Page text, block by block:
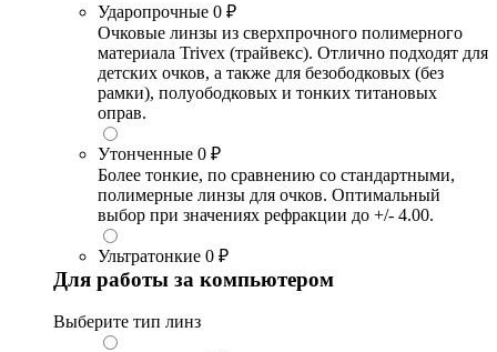
Ударопрочные 0 ₽
Очковые линзы из сверхпрочного полимерного
материала Trivex (трайвекс). Отлично подходят для
детских очков, а также для безободковых (без
рамки), полуободковых и тонких титановых
оправ.
Утонченные 0 ₽
Более тонкие, по сравнению со стандартными,
полимерные линзы для очков. Оптимальный
выбор при значениях рефракции до +/- 4.00.
Ультратонкие 0 ₽
Для работы за компьютером
Выберите тип линз